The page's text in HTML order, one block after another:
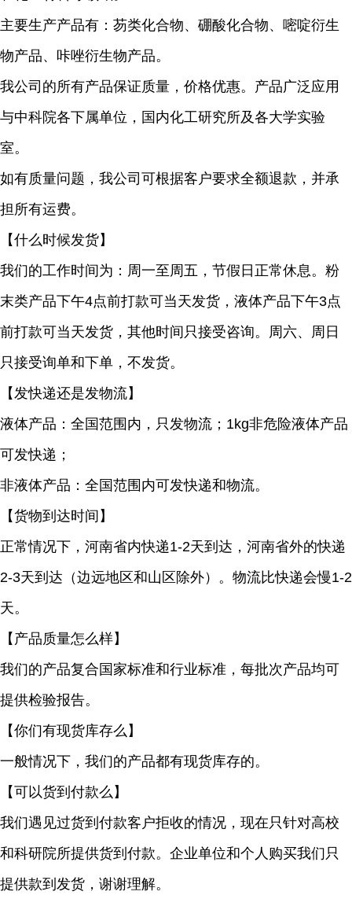
主要生产产品有：芴类化合物、硼酸化合物、嘧啶衍生
物产品、咔唑衍生物产品。
我公司的所有产品保证质量，价格优惠。产品广泛应用
与中科院各下属单位，国内化工研究所及各大学实验
室。
如有质量问题，我公司可根据客户要求全额退款，并承
担所有运费。
【什么时候发货】
我们的工作时间为：周一至周五，节假日正常休息。粉
末类产品下午4点前打款可当天发货，液体产品下午3点
前打款可当天发货，其他时间只接受咨询。周六、周日
只接受询单和下单，不发货。
【发快递还是发物流】
液体产品：全国范围内，只发物流；1kg非危险液体产品
可发快递；
非液体产品：全国范围内可发快递和物流。
【货物到达时间】
正常情况下，河南省内快递1-2天到达，河南省外的快递
2-3天到达（边远地区和山区除外）。物流比快递会慢1-2
天。
【产品质量怎么样】
我们的产品复合国家标准和行业标准，每批次产品均可
提供检验报告。
【你们有现货库存么】
一般情况下，我们的产品都有现货库存的。
【可以货到付款么】
我们遇见过货到付款客户拒收的情况，现在只针对高校
和科研院所提供货到付款。企业单位和个人购买我们只
提供款到发货，谢谢理解。